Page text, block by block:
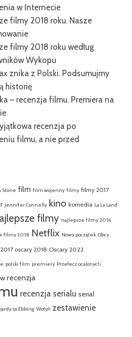
w Internecie
filmy 2018 roku. Nasze
filmy 2018 roku według
Wykopu
znika z Polski. Podsumujmy
historię
– recenzja filmu. Premiera na
recenzja po
filmu, a nie przed
Stone film film wojenny filmy filmy 2017
Jennifer Connelly kino komedia La La Land
filmy najlepsze filmy 2016
filmy 2018 Netflix Nowy początek Obcy
oscary 2018 Oscary 2022
polski film premiery Przełecz ocalonych
recenzja
recenzja serialu serial
za Ebbing Wołyń zestawienie